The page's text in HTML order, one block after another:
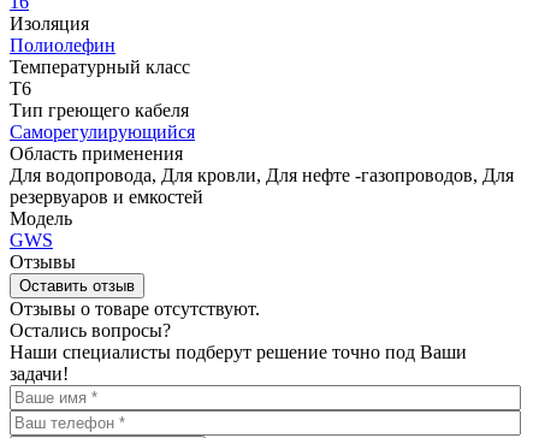
Изоляция
Полиолефин
Температурный класс
T6
Тип греющего кабеля
Саморегулирующийся
Область применения
Для водопровода, Для кровли, Для нефте -газопроводов, Для
резервуаров и емкостей
Модель
GWS
Отзывы
Оставить отзыв
Отзывы о товаре отсутствуют.
Остались вопросы?
Наши специалисты подберут решение точно под Ваши
задачи!